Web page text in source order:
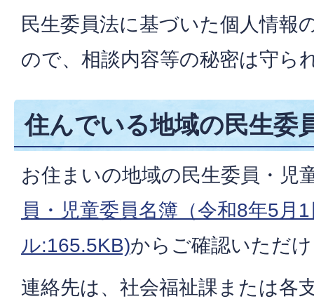
民生委員法に基づいた個人情報
ので、相談内容等の秘密は守ら
住んでいる地域の民生委
お住まいの地域の民生委員・児
員・児童委員名簿（令和8年5月
ル:165.5KB)からご確認いただ
連絡先は、社会福祉課または各